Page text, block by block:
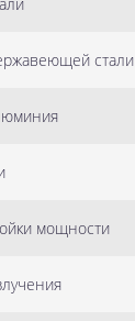
стали
мощности